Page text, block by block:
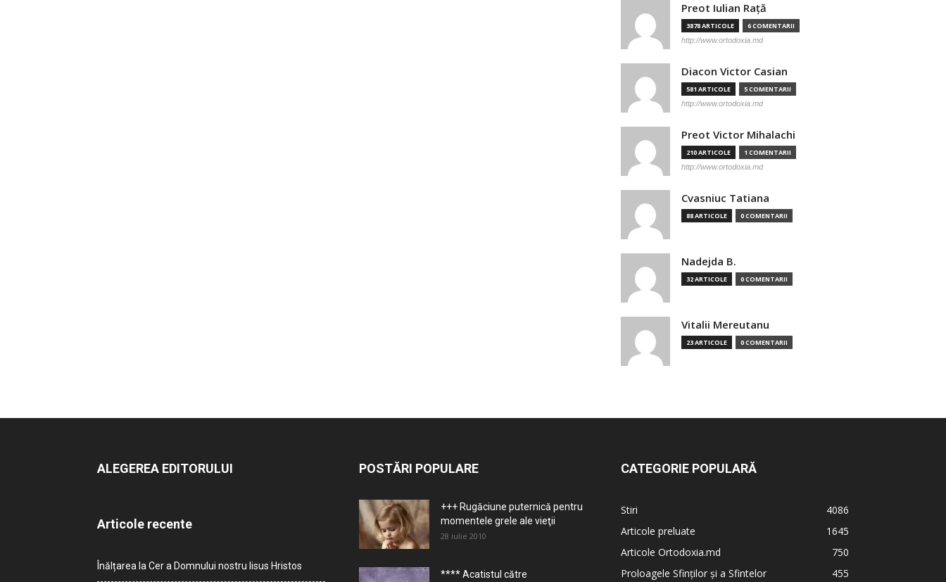
Preot Iulian Raţă
3878 ARTICOLE 6 COMENTARII
http://www.ortodoxia.md
Diacon Victor Casian
581 ARTICOLE 5 COMENTARII
http://www.ortodoxia.md
Preot Victor Mihalachi
210 ARTICOLE 1 COMENTARII
http://www.ortodoxia.md
Cvasniuc Tatiana
88 ARTICOLE 0 COMENTARII
Nadejda B.
32 ARTICOLE 0 COMENTARII
Vitalii Mereutanu
23 ARTICOLE 0 COMENTARII
ALEGEREA EDITORULUI
Articole recente
Înălțarea la Cer a Domnului nostru Iisus Hristos
POSTĂRI POPULARE
+++ Rugăciune puternică pentru
momentele grele ale vieţii
28 iulie 2010
**** Acatistul către
CATEGORIE POPULARĂ
Stiri
4086
Articole preluate
1645
Articole Ortodoxia.md
750
Proloagele Sfinților și a Sfintelor
455